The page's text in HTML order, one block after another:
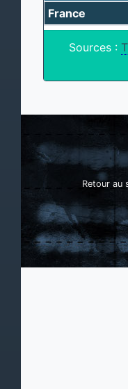
France
Sources :
Retour au